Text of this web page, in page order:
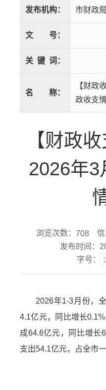
发布机构： 市财政局
文 号：
关 键 词：
名 称：
【财政
政收支
【财政
2026年3
浏览次数： 708
发布时间：
字号：
2026年1-3月份，
4.1亿元，同比增长
成64.6亿元，同比增长
支出54.1亿元，占全市